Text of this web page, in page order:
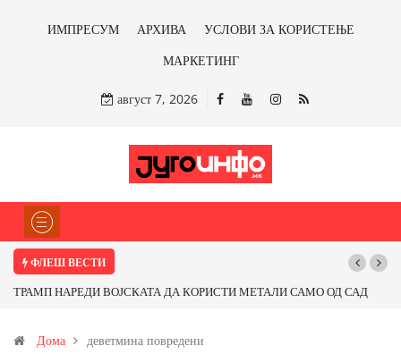
ИМПРЕСУМ АРХИВА
УСЛОВИ ЗА КОРИСТЕЊЕ
МАРКЕТИНГ
август 7, 2026
ФЛЕШ ВЕСТИ
ТРАМП НАРЕДИ ВОЈСКАТА ДА КОРИСТИ МЕТАЛИ САМО ОД САД
Иловица и со антимонот?
Дома деветмина повредени